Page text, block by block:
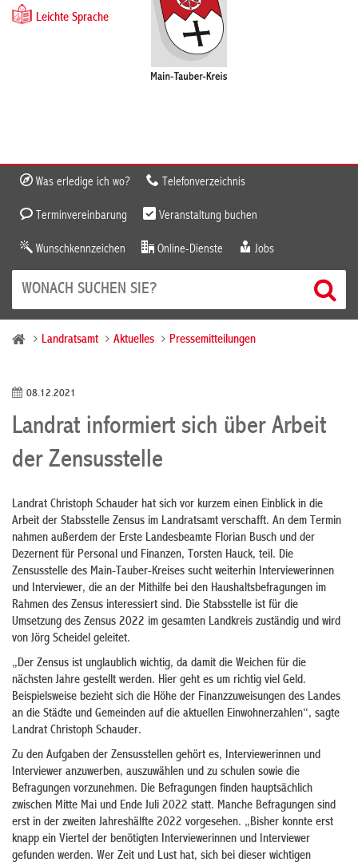
Leichte Sprache
Was erledige ich wo? Telefonverzeichnis
Terminvereinbarung Veranstaltung buchen
Wunschkennzeichen Online-Dienste Jobs
Landratsamt Aktuelles Pressemitteilungen
08.12.2021
Landrat informiert sich über Arbeit
der Zensusstelle
Landrat Christoph Schauder hat sich vor kurzem einen Einblick in die
Arbeit der Stabsstelle Zensus im Landratsamt verschafft. An dem Termin
nahmen außerdem der Erste Landesbeamte Florian Busch und der
Dezernent für Personal und Finanzen, Torsten Hauck, teil. Die
Zensusstelle des Main-Tauber-Kreises sucht weiterhin Interviewerinnen
und Interviewer, die an der Mithilfe bei den Haushaltsbefragungen im
Rahmen des Zensus interessiert sind. Die Stabsstelle ist für die
Umsetzung des Zensus 2022 im gesamten Landkreis zuständig und wird
von Jörg Scheidel geleitet.
„Der Zensus ist unglaublich wichtig, da damit die Weichen für die
nächsten Jahre gestellt werden. Hier geht es um richtig viel Geld.
Beispielsweise bezieht sich die Höhe der Finanzzuweisungen des Landes
an die Städte und Gemeinden auf die aktuellen Einwohnerzahlen“, sagte
Landrat Christoph Schauder.
Zu den Aufgaben der Zensusstellen gehört es, Interviewerinnen und
Interviewer anzuwerben, auszuwählen und zu schulen sowie die
Befragungen vorzunehmen. Die Befragungen finden hauptsächlich
zwischen Mitte Mai und Ende Juli 2022 statt. Manche Befragungen sind
erst in der zweiten Jahreshälfte 2022 vorgesehen. „Bisher konnte erst
knapp ein Viertel der benötigten Interviewerinnen und Interviewer
gefunden werden. Wer Zeit und Lust hat, sich bei dieser wichtigen